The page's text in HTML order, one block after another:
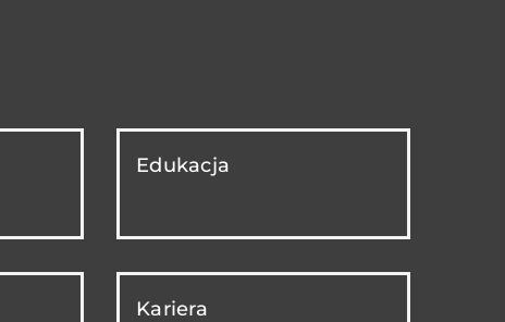
Edukacja
Kariera